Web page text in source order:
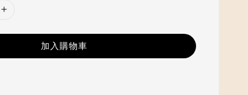
加入購物車